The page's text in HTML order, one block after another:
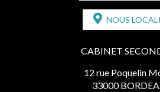
NOUS
CABINET
12 rue Poquelin
33000